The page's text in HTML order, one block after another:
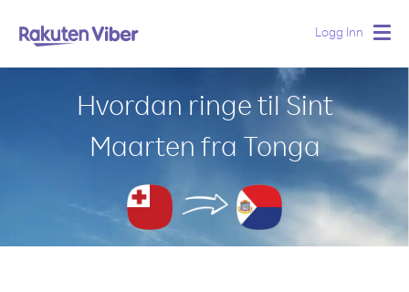
Logg Inn
Hvordan ringe til Sint
Maarten fra Tonga